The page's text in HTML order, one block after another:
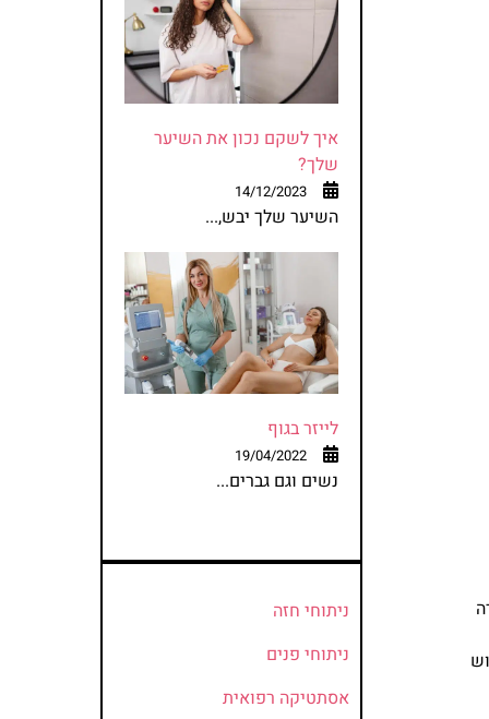
איך לשקם נכון את השיער
שלך?
14/12/2023
השיער שלך יבש,...
לייזר בגוף
19/04/2022
נשים וגם גברים...
ניתוחי חזה
ניתוחי פנים
אסתטיקה רפואית